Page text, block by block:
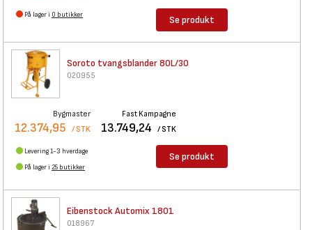
På lager i 0 butikker Se produkt
Soroto tvangsblander 80L/30
020955
Bygmaster
12.374,95 / STK
Fast Kampagne
13.749,24 / STK
Levering 1-3 hverdage
På lager i 25 butikker
Se produkt
Eibenstock Automix 1801
018967